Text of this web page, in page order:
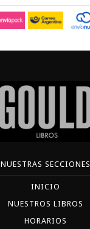
NUESTRAS SECCIONES
INICIO
NUESTROS LIBROS
HORARIOS